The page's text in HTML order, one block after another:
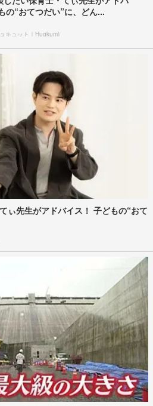
の“おてつだい”に、どん...
キュット｜Hugkum)
ぃ先生がアドバイス！ 子どもの“おて